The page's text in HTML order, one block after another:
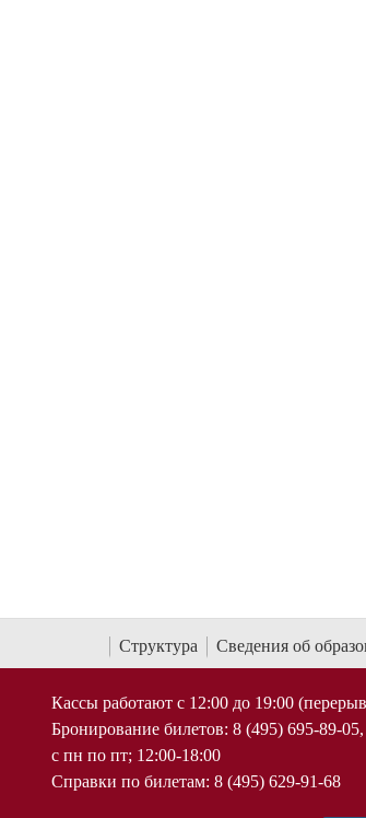
Структура Сведения об
Кассы работают с 12:00 до 19:00
Бронирование билетов: 8 (495) 695-89-05,
с пн по пт; 12:00-18:00
Справки по билетам: 8 (495) 629-91-68